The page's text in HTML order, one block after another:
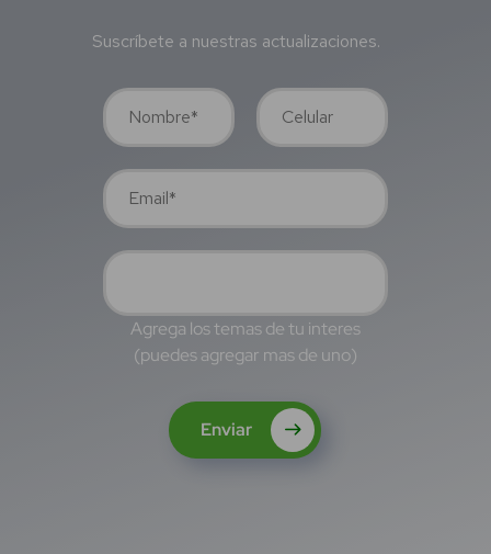
Suscríbete a nuestras actualizaciones.
Agrega los temas de tu interes
(puedes agregar mas de uno)
Enviar